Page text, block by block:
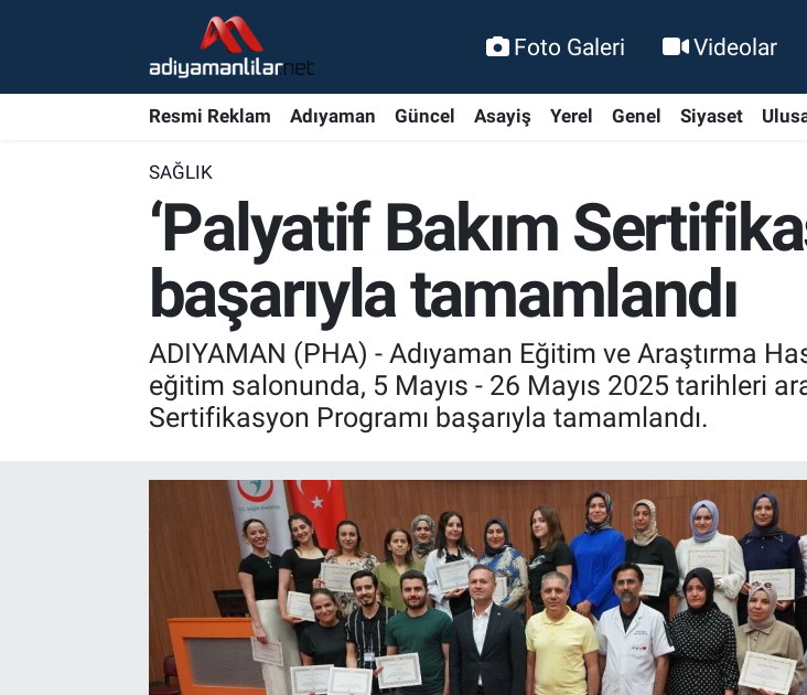
Foto Galeri Videolar
Resmi Reklam Adıyaman Güncel Asayiş Yerel Genel Siyaset
SAĞLIK
‘Palyatif Bakım
başarıyla tamamlandı
ADIYAMAN (PHA) - Adıyaman Eğitim ve Araştırma
eğitim salonunda, 5 Mayıs - 26 Mayıs 2025 tarihleri
Sertifikasyon Programı başarıyla tamamlandı.
Röportajlar
Bölge Haberleri
Özel Haber
Nöbetçi Eczaneler
Adiyaman Namaz Vakitleri
Trafik Durumu
Süper Lig Puan Durumu ve Fikstür
Tüm Manşetler
Son Dakika Haberleri
Haber Arşivi